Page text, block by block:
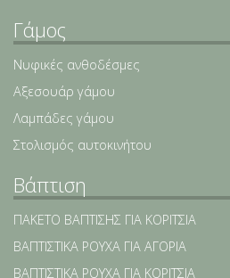
Γάμος
Νυφικές ανθοδέσμες
Αξεσουάρ γάμου
Λαμπάδες γάμου
Στολισμός αυτοκινήτου
Βάπτιση
ΠΑΚΕΤΟ ΒΑΠΤΙΣΗΣ ΓΙΑ ΚΟΡΙΤΣΙΑ
ΒΑΠΤΙΣΤΙΚΑ ΡΟΥΧΑ ΓΙΑ ΑΓΟΡΙΑ
ΒΑΠΤΙΣΤΙΚΑ ΡΟΥΧΑ ΓΙΑ ΚΟΡΙΤΣΙΑ